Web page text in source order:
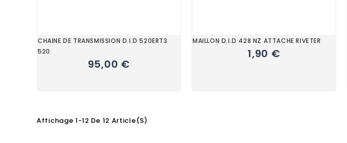
CHAINE DE TRANSMISSION D.I.D 520ERT3
520
95,00 €
MAILLON D.I.D 428 NZ ATTACHE RIVETER
1,90 €
Affichage 1-12 De 12 Article(s)